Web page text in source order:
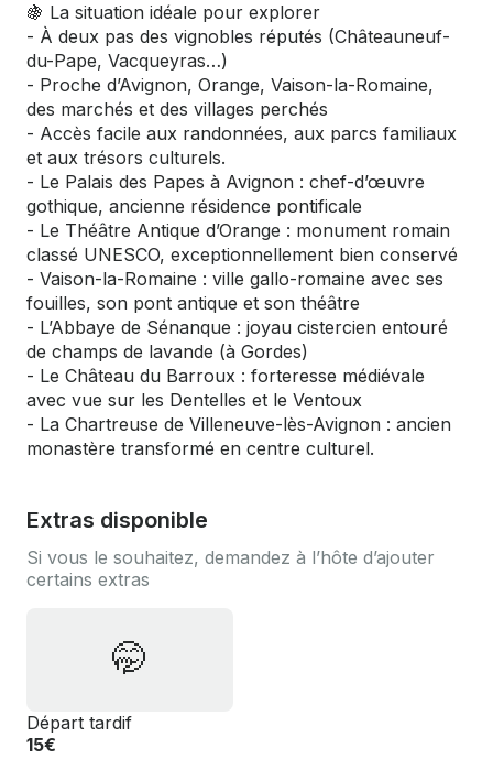
🍇 La situation idéale pour explorer
- À deux pas des vignobles réputés (Châteauneuf-
du-Pape, Vacqueyras…)
- Proche d’Avignon, Orange, Vaison-la-Romaine,
des marchés et des villages perchés
- Accès facile aux randonnées, aux parcs familiaux
et aux trésors culturels.
- Le Palais des Papes à Avignon : chef-d’œuvre
gothique, ancienne résidence pontificale
- Le Théâtre Antique d’Orange : monument romain
classé UNESCO, exceptionnellement bien conservé
- Vaison-la-Romaine : ville gallo-romaine avec ses
fouilles, son pont antique et son théâtre
- L’Abbaye de Sénanque : joyau cistercien entouré
de champs de lavande (à Gordes)
- Le Château du Barroux : forteresse médiévale
avec vue sur les Dentelles et le Ventoux
- La Chartreuse de Villeneuve-lès-Avignon : ancien
monastère transformé en centre culturel.
Extras disponible
Si vous le souhaitez, demandez à l’hôte d’ajouter
certains extras
🤭
Départ tardif
15€